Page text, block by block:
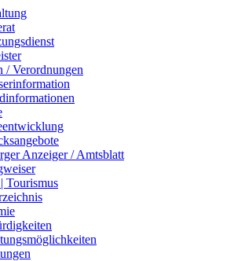
/ Verordnungen
Anzeiger / Amtsblatt
Tourismus